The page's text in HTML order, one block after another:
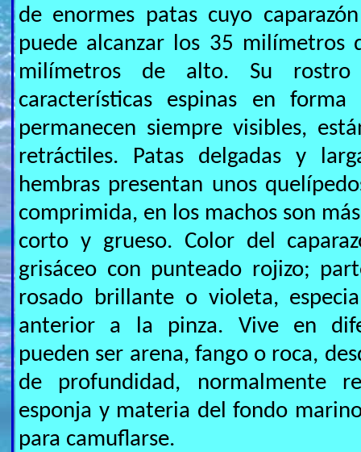
de enormes patas cuyo
puede alcanzar los 35 milímetros
milímetros de alto. Su
características espinas en
permanecen siempre visibles,
retráctiles. Patas delgadas y
hembras presentan unos
comprimida, en los machos son
corto y grueso. Color del
grisáceo con punteado rojizo;
rosado brillante o violeta,
anterior a la pinza. Vive en
pueden ser arena, fango o roca,
de profundidad, normalmente
esponja y materia del fondo
para camuflarse.